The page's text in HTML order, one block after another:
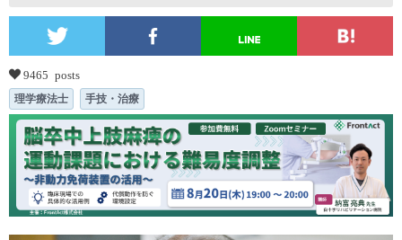
9465 posts
理学療法士 手技・治療